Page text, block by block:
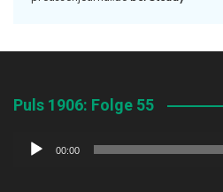
Puls 1906: Folge 55
Audio-
00:00